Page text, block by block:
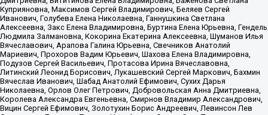
Куприяновна, Максимов Сергей Владимирович, Беляев Сергей
Иванович, Голубева Елена Николаевна, Ганнушкина Светлана
Алексеевна, Закс Елена Владимировна, Буртина Елена Юрьевна, Гендель
Людмила Залмановна, Кокорина Екатерина Алексеевна, Шуманов Илья
Вячеславович, Арапова Галина Юрьевна, Свечников Анатолий
Мариевич, Прохоров Вадим Юрьевич, Шахова Елена Владимировна,
Подузов Сергей Васильевич, Протасова Ирина Вячеславовна,
Литинский Леонид Борисович, Лукашевский Сергей Маркович, Бахмин
Вячеслав Иванович, Шабад Анатолий Ефимович, Сухих Дарья
Николаевна, Орлов Олег Петрович, Добровольская Анна Дмитриевна,
Королева Александра Евгеньевна, Смирнов Владимир Александрович,
Вицин Сергей Ефимович, Золотухин Борис Андреевич, Левинсон Лев